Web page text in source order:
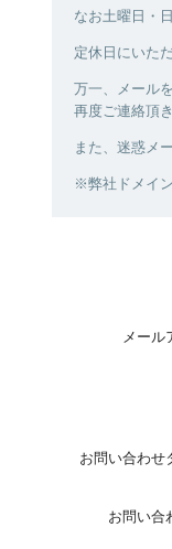
なお土曜日・
定休日にいた
万一、メール
再度ご連絡頂
また、迷惑メ
※弊社ドメイ
メール
お問い合わせ
お問い合